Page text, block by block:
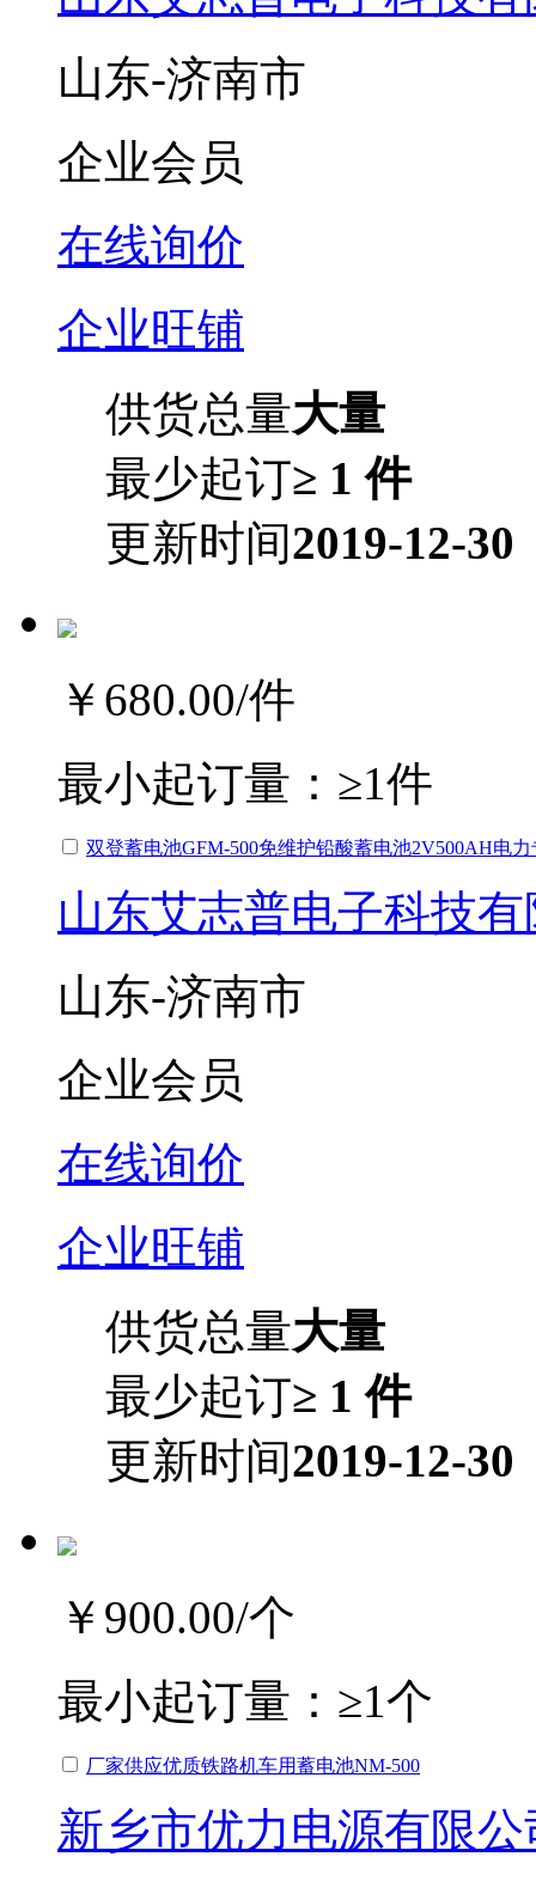
山东-济南市
企业会员
在线询价
企业旺铺
供货总量大量
最少起订≥ 1 件
更新时间2019-12-30
￥680.00/件
最小起订量： ≥1件
双登蓄电池GFM-500免维护铅酸蓄电池2V500AH电
山东艾志普电子科技
山东-济南市
企业会员
在线询价
企业旺铺
供货总量大量
最少起订≥ 1 件
更新时间2019-12-30
￥900.00/个
最小起订量： ≥1个
厂家供应优质铁路机车用蓄电池NM-500
新乡市优力电源有限公